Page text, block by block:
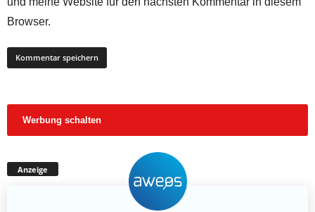
Browser.
Werbung schalten
Anzeige